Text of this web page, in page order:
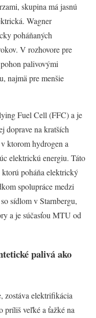
skupina má jasnú
Wagner
poháňaných
V rozhovore pre
palivovými
najmä pre menšie
Fuel Cell (FFC) a je
doprave na kratších
ktorom hydrogen a
elektrickú energiu. Táto
poháňa elektrický
spolupráce medzi
sídlom v Starnbergu,
a je súčasťou MTU od
palivá ako
zostáva elektrifikácia
príliš veľké a ťažké na